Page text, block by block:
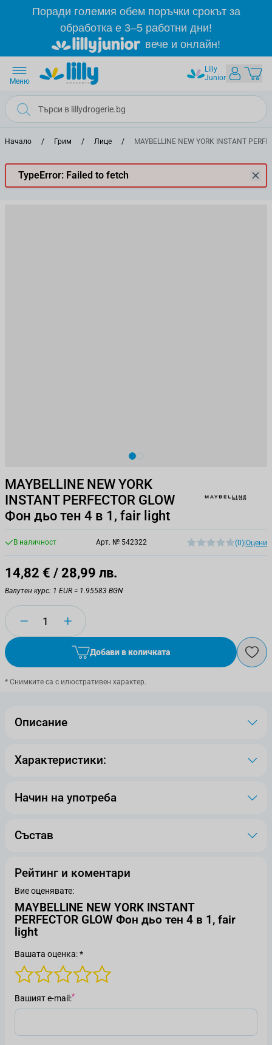
Прескачане към съдържанието
Поради големия обем поръчки срокът за
обработка е 3–5 работни дни!
вече и онлайн!
Lilly
Junior
Меню
Начало / Грим / Лице / MAYBELLINE NEW YORK INSTANT
TypeError: Failed to fetch
View larger image
View larger image
MAYBELLINE NEW YORK
INSTANT PERFECTOR GLOW
Фон дьо тен 4 в 1, fair light
В наличност Арт. № 542322 (0) Оцени
14,82 € / 28,99 лв.
Валутен курс: 1 EUR = 1.95583 BGN
Количество
Добави в количката
* Снимките са с илюстративен характер.
Описание
Характеристики:
Начин на употреба
Състав
Рейтинг и коментари
Вие оценявате:
MAYBELLINE NEW YORK INSTANT
PERFECTOR GLOW Фон дьо тен 4 в 1, fair
light
Вашата оценка: *
Вашият е-mail